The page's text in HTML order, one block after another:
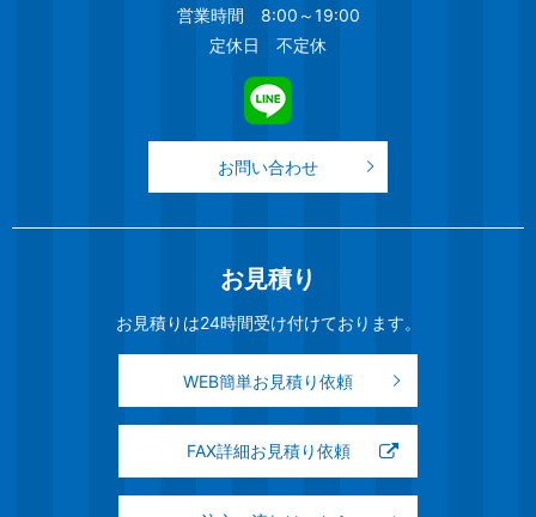
営業時間 8:00～19:00
定休日 不定休
お問い合わせ
お見積り
お見積りは24時間受け付けております。
WEB簡単お見積り依頼
FAX詳細お見積り依頼